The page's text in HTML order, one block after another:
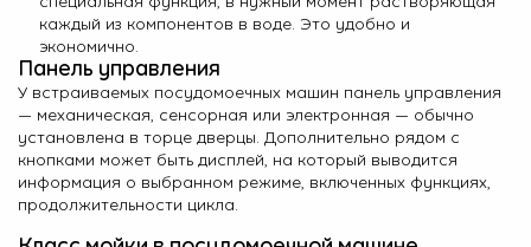
каждый из компонентов в воде. Это удобно и
экономично.
Панель управления
У встраиваемых посудомоечных машин панель управления
— механическая, сенсорная или электронная — обычно
установлена в торце дверцы. Дополнительно рядом с
кнопками может быть дисплей, на который выводится
информация о выбранном режиме, включенных функциях,
продолжительности цикла.